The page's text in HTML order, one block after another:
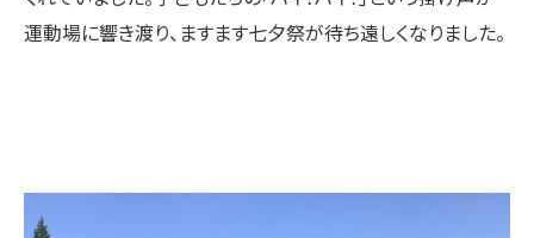
運動場に響き渡り、ますます七夕祭が待ち遠しくなりました。